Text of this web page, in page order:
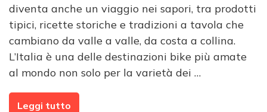
diventa anche un viaggio nei sapori, tra prodotti
tipici, ricette storiche e tradizioni a tavola che
cambiano da valle a valle, da costa a collina.
L’Italia è una delle destinazioni bike più amate
al mondo non solo per la varietà dei …
Leggi tutto